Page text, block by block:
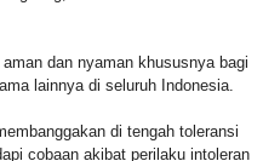
dan nyaman khususnya bagi
lainnya di seluruh Indonesia.
di tengah toleransi
cobaan akibat perilaku intoleran